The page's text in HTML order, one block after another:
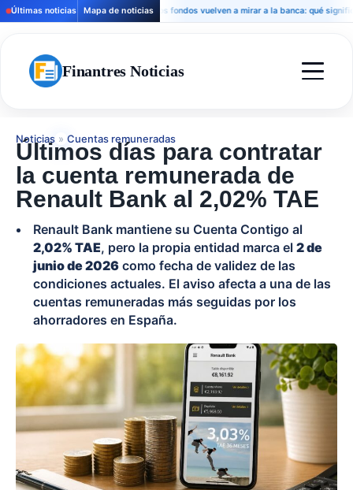
Últimas noticias Mapa de noticiasLos fondos vuelven a mirar a la banca: qué significa
Finantres Noticias
Noticias » Cuentas remuneradas
Últimos días para contratar
la cuenta remunerada de
Renault Bank al 2,02% TAE
Renault Bank mantiene su Cuenta Contigo al
2,02% TAE, pero la propia entidad marca el 2 de
junio de 2026 como fecha de validez de las
condiciones actuales. El aviso afecta a una de las
cuentas remuneradas más seguidas por los
ahorradores en España.